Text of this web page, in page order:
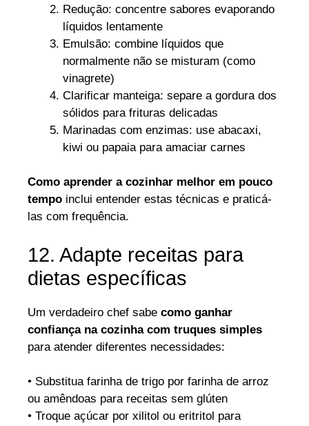
Redução: concentre sabores evaporando
líquidos lentamente
Emulsão: combine líquidos que
normalmente não se misturam (como
vinagrete)
Clarificar manteiga: separe a gordura dos
sólidos para frituras delicadas
Marinadas com enzimas: use abacaxi,
kiwi ou papaia para amaciar carnes
Como aprender a cozinhar melhor em pouco
tempo inclui entender estas técnicas e praticá-
las com frequência.
12. Adapte receitas para
dietas específicas
Um verdadeiro chef sabe como ganhar
confiança na cozinha com truques simples
para atender diferentes necessidades:
• Substitua farinha de trigo por farinha de arroz
ou amêndoas para receitas sem glúten
• Troque açúcar por xilitol ou eritritol para